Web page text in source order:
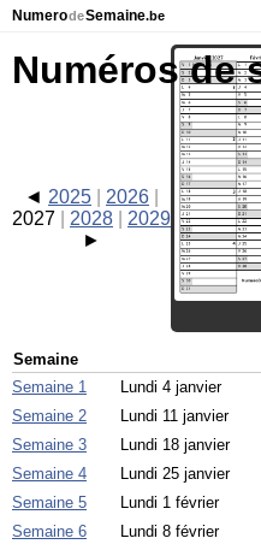
NumerodeSemaine.be
Calendrier avec jours fériés et
À propos de
Confidentialité et cookies
Numéros de
2025
2026
2027
2028 2029
Semaine
Semaine 1
Lundi 4 janvier
Semaine 2
Lundi 11 janvier
Semaine 3
Lundi 18 janvier
Semaine 4
Lundi 25 janvier
Semaine 5
Lundi 1 février
Semaine 6
Lundi 8 février